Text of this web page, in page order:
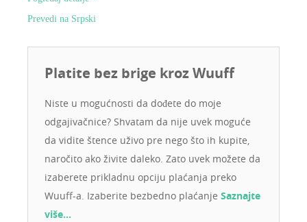
www.dailosaustralianshepherd.com
www.dailosstaffordshirebullterriers.com
Prevedi na Srpski
Platite bez brige kroz Wuuff
Niste u mogućnosti da dođete do moje
odgajivačnice? Shvatam da nije uvek moguće
da vidite štence uživo pre nego što ih kupite,
naročito ako živite daleko. Zato uvek možete da
izaberete prikladnu opciju plaćanja preko
Wuuff-a. Izaberite bezbedno plaćanje Saznajte
više…